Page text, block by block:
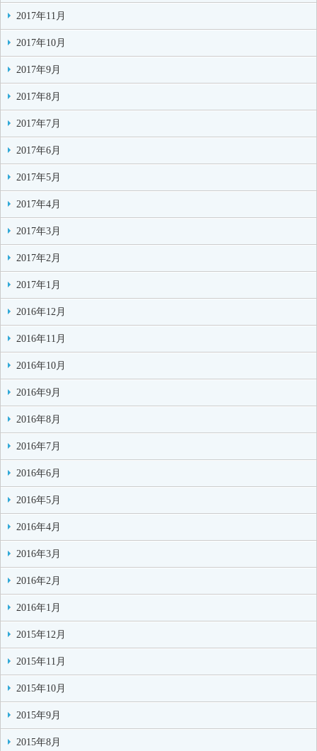
2017年11月
2017年10月
2017年9月
2017年8月
2017年7月
2017年6月
2017年5月
2017年4月
2017年3月
2017年2月
2017年1月
2016年12月
2016年11月
2016年10月
2016年9月
2016年8月
2016年7月
2016年6月
2016年5月
2016年4月
2016年3月
2016年2月
2016年1月
2015年12月
2015年11月
2015年10月
2015年9月
2015年8月